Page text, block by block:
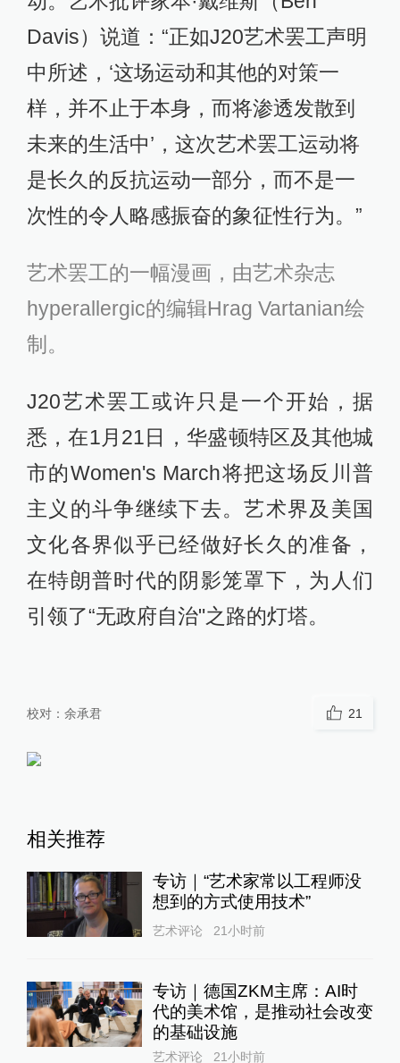
Davis）说道：“正如J20艺术罢工声明
中所述，‘这场运动和其他的对策一
样，并不止于本身，而将渗透发散到
未来的生活中’，这次艺术罢工运动将
是长久的反抗运动一部分，而不是一
次性的令人略感振奋的象征性行为。”
艺术罢工的一幅漫画，由艺术杂志
hyperallergic的编辑Hrag Vartanian绘
制。
J20艺术罢工或许只是一个开始，据
悉，在1月21日，华盛顿特区及其他城
市的Women's March将把这场反川普
主义的斗争继续下去。艺术界及美国
文化各界似乎已经做好长久的准备，
在特朗普时代的阴影笼罩下，为人们
引领了“无政府自治"之路的灯塔。
校对： 余承君 21
相关推荐
专访｜“艺术家常以工程师没
想到的方式使用技术”
艺术评论 21小时前
专访｜德国ZKM主席：AI时
代的美术馆，是推动社会改变
的基础设施
艺术评论 21小时前